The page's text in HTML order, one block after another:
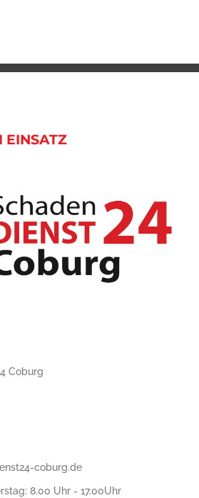
EINSATZ
Coburg
coburg.de
8.00 Uhr - 17.00Uhr